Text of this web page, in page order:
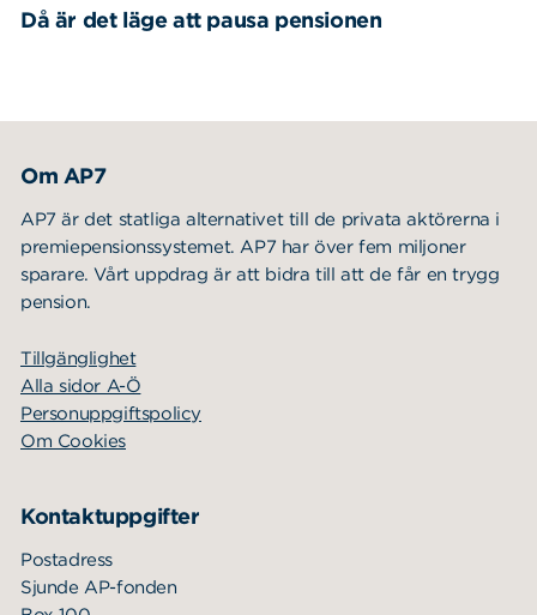
Då är det läge att pausa pensionen
Om AP7
AP7 är det statliga alternativet till de privata aktörerna i
premiepensionssystemet. AP7 har över fem miljoner
sparare. Vårt uppdrag är att bidra till att de får en trygg
pension.
Tillgänglighet
Alla sidor A-Ö
Personuppgiftspolicy
Om Cookies
Kontaktuppgifter
Postadress
Sjunde AP-fonden